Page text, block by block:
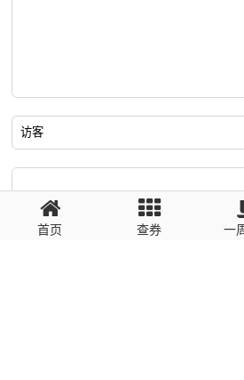
回复需填写必要信息
首页 查券 一